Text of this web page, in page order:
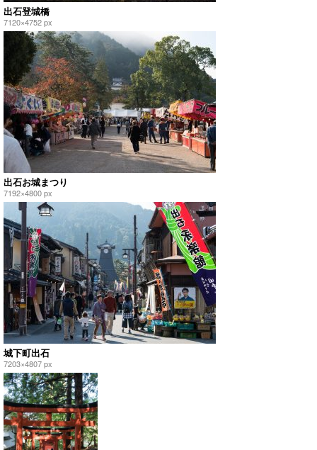
出石登城橋
7120×4752 px
出石お城まつり
7192×4800 px
城下町出石
7203×4807 px